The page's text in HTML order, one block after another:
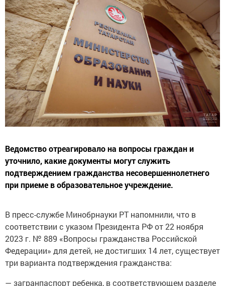
Ведомство отреагировало на вопросы граждан и
уточнило, какие документы могут служить
подтверждением гражданства несовершеннолетнего
при приеме в образовательное учреждение.
В пресс-службе Минобрнауки РТ напомнили, что в
соответствии с указом Президента РФ от 22 ноября
2023 г. № 889 «Вопросы гражданства Российской
Федерации» для детей, не достигших 14 лет, существует
три варианта подтверждения гражданства:
— загранпаспорт ребенка, в соответствующем разделе